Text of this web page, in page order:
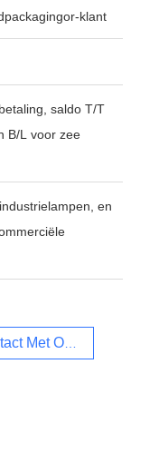
klant
saldo T/T
B/L voor zee
en
Met Ons Op